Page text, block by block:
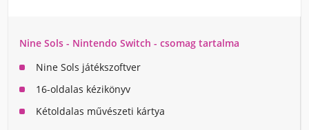
Nine Sols - Nintendo Switch - csomag tartalma
Nine Sols játékszoftver
16-oldalas kézikönyv
Kétoldalas művészeti kártya